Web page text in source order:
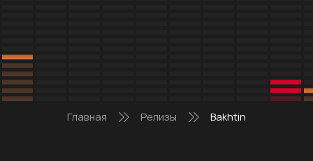
Главная Релизы Bakhtin